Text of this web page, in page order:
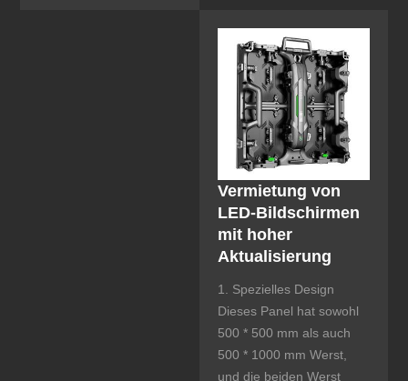
Vermietung von
LED-Bildschirmen
mit hoher
Aktualisierung
1. Spezielles Design
Dieses Panel hat sowohl
500 * 500 mm als auch
500 * 1000 mm Werst,
und die beiden Werst